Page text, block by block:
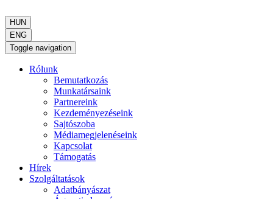
HUN
ENG
Toggle navigation
Rólunk
Bemutatkozás
Munkatársaink
Partnereink
Kezdeményezéseink
Sajtószoba
Médiamegjelenéseink
Kapcsolat
Támogatás
Hírek
Szolgáltatások
Adatbányászat